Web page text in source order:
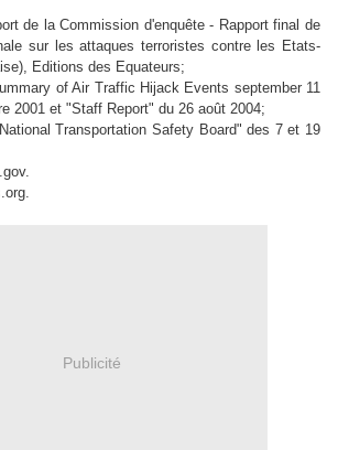
de la Commission d'enquête - Rapport final de
sur les attaques terroristes contre les Etats-
Editions des Equateurs;
of Air Traffic Hijack Events september 11
2001 et "Staff Report" du 26 août 2004;
Transportation Safety Board" des 7 et 19
Publicité